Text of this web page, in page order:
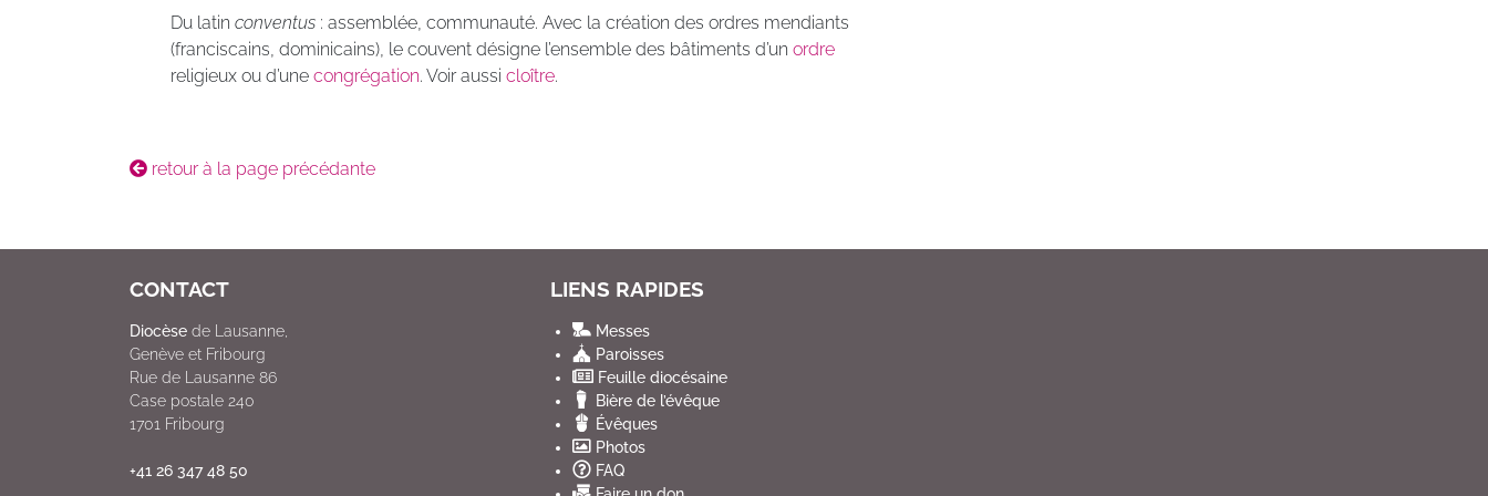
Du latin conventus: assemblée, communauté. Avec la création des ordres mendiants
(franciscains, dominicains), le couvent désigne l’ensemble des bâtiments d’un ordre
religieux ou d’une congrégation. Voir aussi cloître.
retour à la page précédante
CONTACT
Diocèse de Lausanne,
Genève et Fribourg
Rue de Lausanne 86
Case postale 240
1701 Fribourg
+41 26 347 48 50
LIENS RAPIDES
Messes
Paroisses
Feuille diocésaine
Bière de l’évêque
Évêques
Photos
FAQ